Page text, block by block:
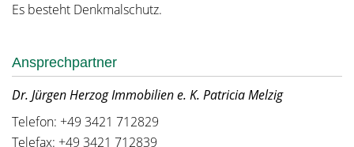
Es besteht Denkmalschutz.
Ansprechpartner
Dr. Jürgen Herzog Immobilien e. K. Patricia Melzig
Telefon: +49 3421 712829
Telefax: +49 3421 712839